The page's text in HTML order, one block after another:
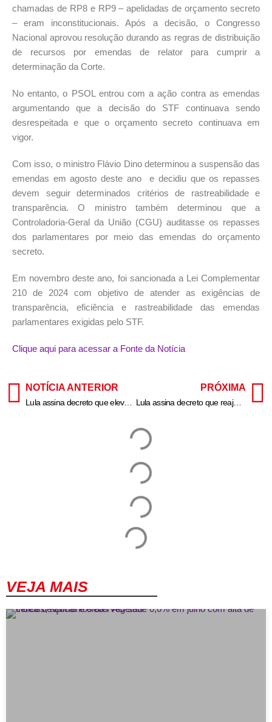
chamadas de RP8 e RP9 – apelidadas de orçamento secreto
– eram inconstitucionais. Após a decisão, o Congresso
Nacional aprovou resolução durando as regras de distribuição
de recursos por emendas de relator para cumprir a
determinação da Corte.
No entanto, o PSOL entrou com a ação contra as emendas
argumentando que a decisão do STF continuava sendo
desrespeitada e que o orçamento secreto continuava em
vigor.
Com isso, o ministro Flávio Dino determinou a suspensão das
emendas em agosto deste ano e decidiu que os repasses
devem seguir determinados critérios de rastreabilidade e
transparência. O ministro também determinou que a
Controladoria-Geral da União (CGU) auditasse os repasses
dos parlamentares por meio das emendas do orçamento
secreto.
Em novembro deste ano, foi sancionada a Lei Complementar
210 de 2024 com objetivo de atender as exigências de
transparência, eficiência e rastreabilidade das emendas
parlamentares exigidas pelo STF.
Clique aqui para acessar a Fonte da Notícia
NOTÍCIA ANTERIOR
Lula assina decreto que eleva salário mínimo para R$ 1.518
PRÓXIMA
Lula assina decreto que reajusta o salário mínimo em 2025; veja o valor
VEJA MAIS